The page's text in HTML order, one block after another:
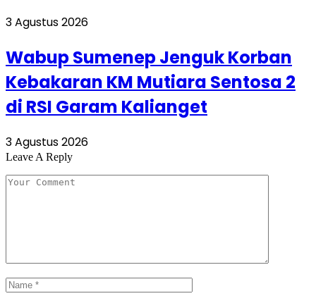
3 Agustus 2026
Wabup Sumenep Jenguk Korban
Kebakaran KM Mutiara Sentosa 2
di RSI Garam Kalianget
3 Agustus 2026
Leave A Reply